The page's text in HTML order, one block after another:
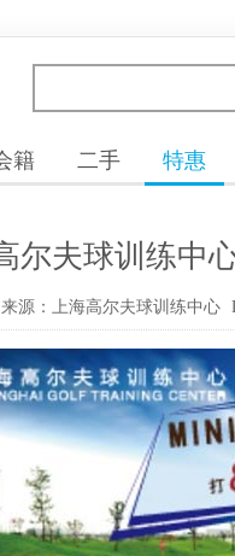
籍 二手 特惠
尔夫球训练中
来源：上海高尔夫球训练中心